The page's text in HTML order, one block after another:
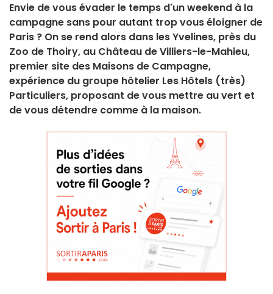
Envie de vous évader le temps d'un weekend à la
campagne sans pour autant trop vous éloigner de
Paris ? On se rend alors dans les Yvelines, près du
Zoo de Thoiry, au Château de Villiers-le-Mahieu,
premier site des Maisons de Campagne,
expérience du groupe hôtelier Les Hôtels (très)
Particuliers, proposant de vous mettre au vert et
de vous détendre comme à la maison.